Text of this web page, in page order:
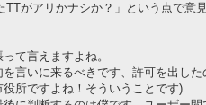
がアリかナシか？」という点で意
て言えますよね。
言いに来るべきです、許可を出し
所ですよね！そういうことです)